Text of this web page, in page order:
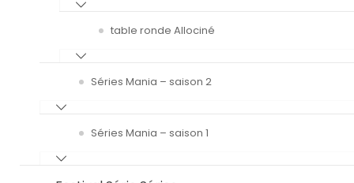
table ronde Allociné
Séries Mania – saison 2
Séries Mania – saison 1